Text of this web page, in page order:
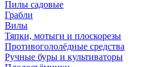
Пилы садовые
Грабли
Вилы
Тяпки, мотыги и плоскорезы
Противогололёдные средства
Ручные буры и культиваторы